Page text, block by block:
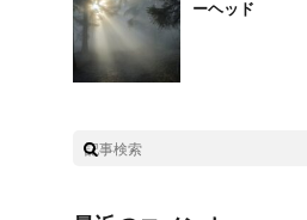
ーヘッド